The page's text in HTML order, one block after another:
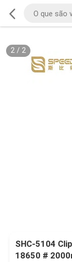
2/ 2
SHC-5104
18650 #